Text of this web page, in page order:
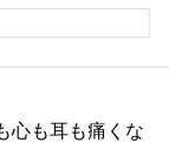
心も耳も痛くな